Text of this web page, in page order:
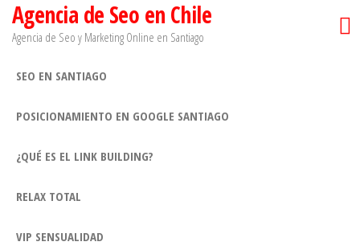
SaltarAgencia de Seo en Chile
Agencia de Seo y Marketing Online en Santiago​
SEO EN SANTIAGO
POSICIONAMIENTO EN GOOGLE SANTIAGO
¿QUÉ ES EL LINK BUILDING?
RELAX TOTAL
VIP SENSUALIDAD